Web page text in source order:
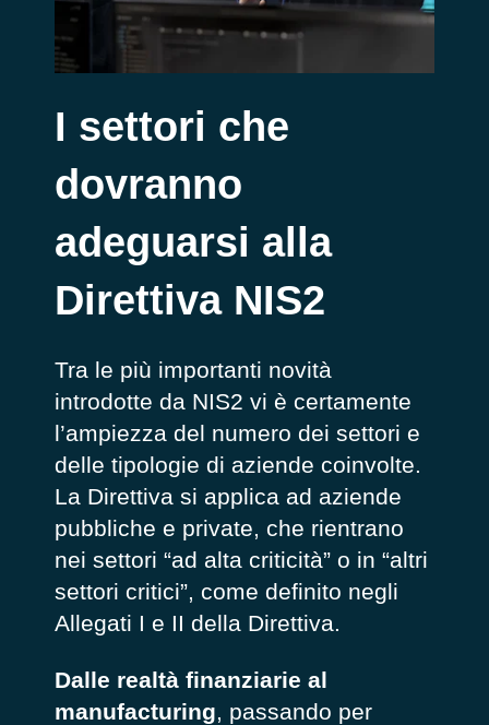
I settori che
dovranno
adeguarsi alla
Direttiva NIS2
Tra le più importanti novità
introdotte da NIS2 vi è certamente
l’ampiezza del numero dei settori e
delle tipologie di aziende coinvolte.
La Direttiva si applica ad aziende
pubbliche e private, che rientrano
nei settori “ad alta criticità” o in “altri
settori critici”, come definito negli
Allegati I e II della Direttiva.
Dalle realtà finanziarie al
manufacturing, passando per